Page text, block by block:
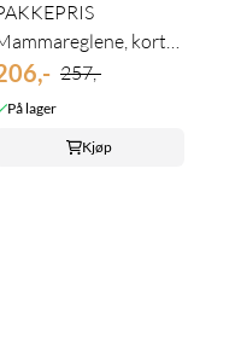
kort
bokskjøler
257,-
På lager
Kjøp